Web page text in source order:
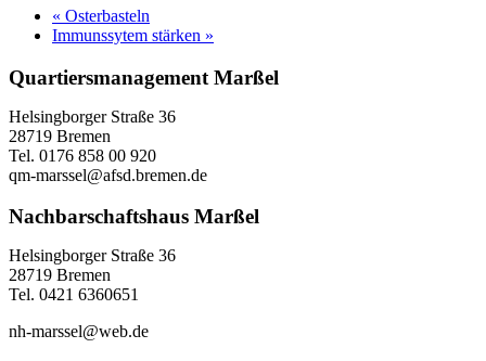
« Osterbasteln
Immunssytem stärken »
Quartiersmanagement Marßel
Helsingborger Straße 36
28719 Bremen
Tel. 0176 858 00 920
qm-marssel@afsd.bremen.de
Nachbarschaftshaus Marßel
Helsingborger Straße 36
28719 Bremen
Tel. 0421 6360651
nh-marssel@web.de